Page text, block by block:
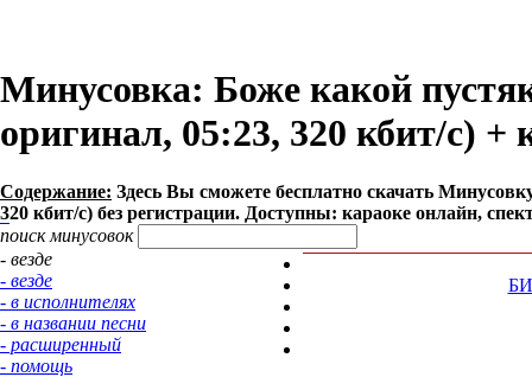
Минусовка: Боже какой
оригинал, 05:23, 320 кбит/с) +
Содержание: Здесь Вы сможете бесплатно cкачать
320 кбит/с) без регистрации. Доступны: караоке онлайн,
поиск минусовок
- везде
- везде
- в исполнителях
- в названии песни
- расширенный
- помощь